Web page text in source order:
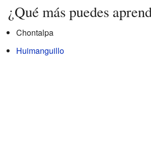
¿Qué más puedes
Chontalpa
Huimanguillo